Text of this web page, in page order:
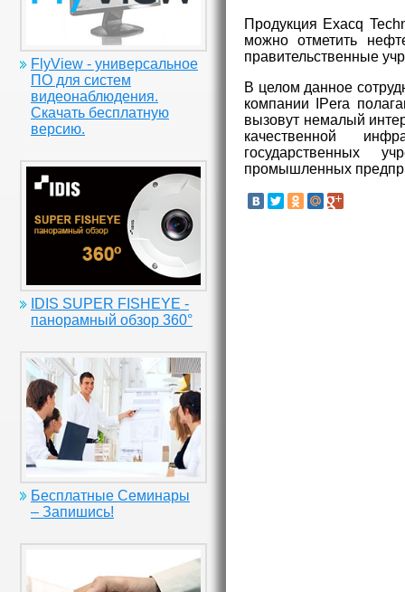
FlyView - универсальное
ПО для систем
видеонаблюдения.
Скачать бесплатную
версию.
IDIS SUPER FISHEYE -
панорамный обзор 360°
Бесплатные Семинары
– Запишись!
Продукция Exacq
можно отметить
правительственные
В целом данное
компании IPera
вызовут немалый
качественной
государственных
промышленных